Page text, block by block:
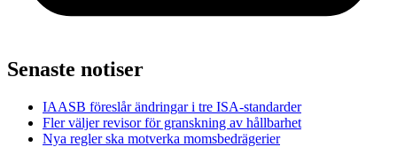
Senaste notiser
IAASB föreslår ändringar i tre ISA-standarder
Fler väljer revisor för granskning av hållbarhet
Nya regler ska motverka momsbedrägerier